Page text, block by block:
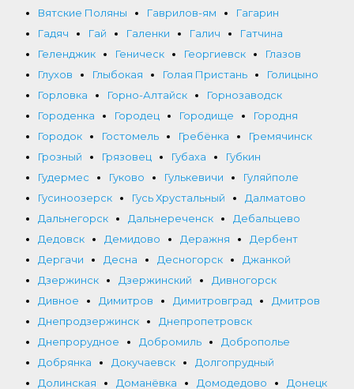
Вятские Поляны
Гаврилов-ям
Гагарин
Гадяч
Гай Галенки Галич
Гатчина
Геленджик
Геническ Георгиевск
Глазов
Глухов
Глыбокая Голая Пристань
Голицыно
Горловка
Горно-Алтайск
Горнозаводск
Городенка
Городец Городище
Городня
Городок
Гостомель Гребёнка
Гремячинск
Грозный
Грязовец Губаха
Губкин
Гудермес
Гуково Гулькевичи
Гуляйполе
Гусиноозерск
Гусь Хрустальный
Далматово
Дальнегорск
Дальнереченск
Дебальцево
Дедовск
Демидово Деражня
Дербент
Дергачи
Десна Десногорск
Джанкой
Дзержинск
Дзержинский
Дивногорск
Дивное
Димитров Димитровград
Дмитров
Днепродзержинск
Днепропетровск
Днепрорудное
Добромиль
Доброполье
Добрянка
Докучаевск
Долгопрудный
Долинская
Доманёвка Домодедово Донецк